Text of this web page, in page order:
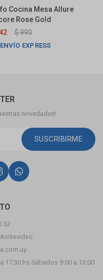
Cocina Mesa Allure
Rose Gold
$990
ENVÍO EXPRESS
32
17:30 hs Sábados 9:00 a 13:00
novedades!
SUSCRIBIRME
